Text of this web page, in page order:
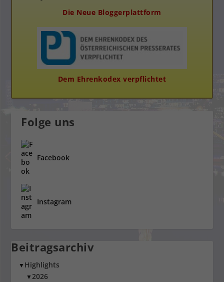
Die Neue Bloggerplattform
Dem Ehrenkodex verpflichtet
Folge uns
Facebook
Instagram
Beitragsarchiv
▼ Highlights
▼2026